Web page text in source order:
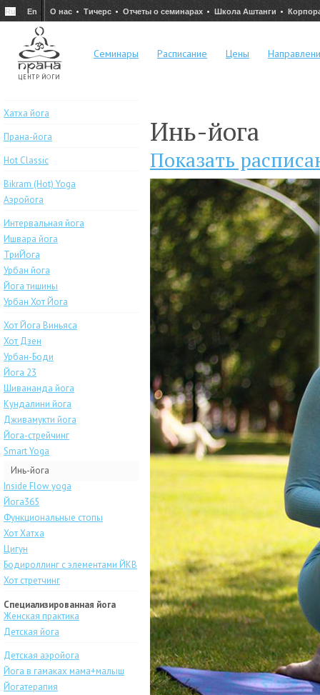
Ru En О нас Тичерс Отчеты о семинарах Школа Аштанги
Семинары Расписание Цены
Хатха йога
Прана-йога
Hot Classic
Bikram (Hot) Yoga
Аэройога
Интервальная йога
Ишвара йога
ТриЙога
Урбан йога
Йога тишины
Урбан Хот Йога
Хот Йога Виньяса
Хот Дзен
Урбан-Боди
Йога 23
Шивананда йога
Кундалини йога
Дживамукти йога
Йога-стрейчинг
Smart Yoga
Инь-йога
Inside Flow yoga
Йога365
Функциональные стопы
Хот Хатха
Цигун
Бодироллинг с элементами ЙКВ
Хот стретчинг
Специализированная йога
Женская практика
Детская йога
Детская аэройога
Йога в гамаках мама+малыш
Йогатерапия
Инь-йога
Показать